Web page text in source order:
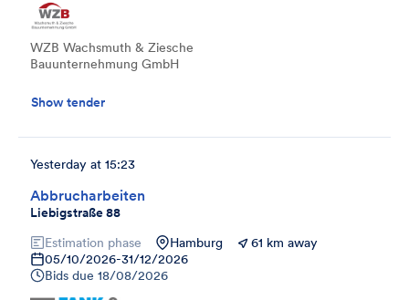
WZB Wachsmuth & Ziesche
Bauunternehmung GmbH
Show tender
Abbrucharbeiten
Liebigstraße 88
Yesterday at 15:23
Estimation phase Hamburg
61 km away
05/10/2026-31/12/2026
Bids due 18/08/2026